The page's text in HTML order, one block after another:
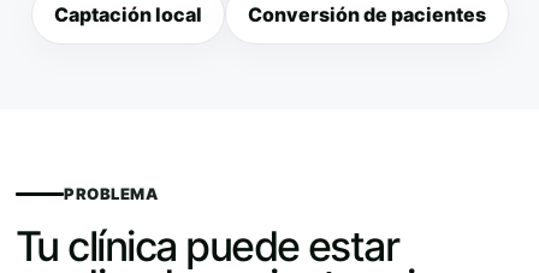
Captación local Conversión de pacientes
PROBLEMA
Tu clínica puede estar